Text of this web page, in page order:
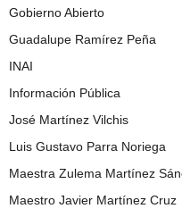
Gobierno Abierto
Guadalupe Ramírez Peña
INAI
Información Pública
José Martínez Vilchis
Luis Gustavo Parra Noriega
Maestra Zulema Martínez
Maestro Javier Martínez Cruz